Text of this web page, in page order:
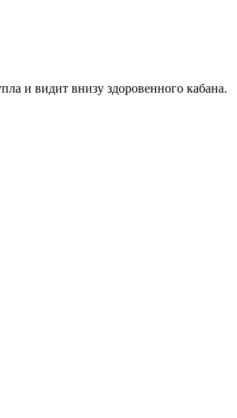
и видит внизу здоровенного кабана.